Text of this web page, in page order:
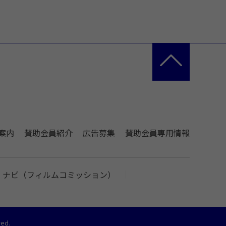
内 賛助会員紹介 広告募集 賛助会員専用情報
ビ（フィルムコミッション）